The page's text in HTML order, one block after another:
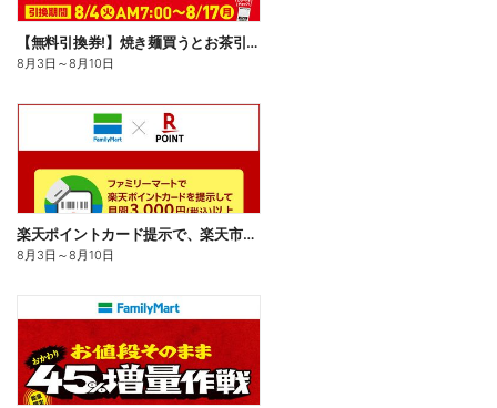
【無料引換券!】焼き麺買うとお茶引換券貰える!
8月3日 ～8月10日
楽天ポイントカード提示で、楽天市場でのお買い物がおトクに!
8月3日 ～8月10日